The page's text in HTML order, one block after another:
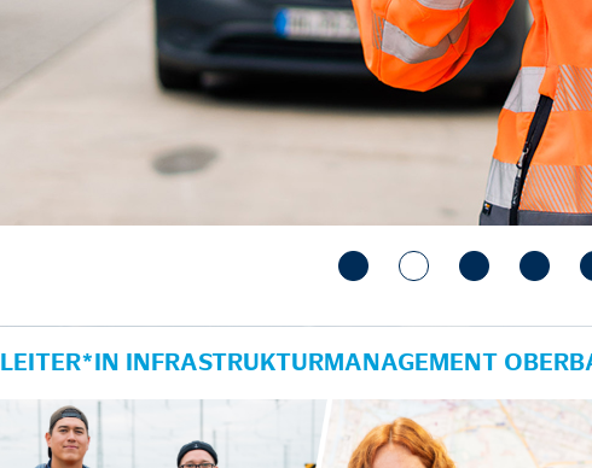
LEITER*IN INFRASTRUKTURMANAGEMENT